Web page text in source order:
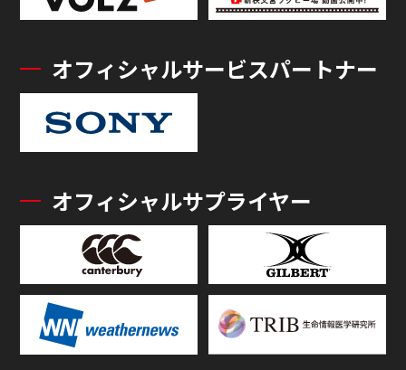
オフィシャルサービスパートナー
オフィシャルサプライヤー